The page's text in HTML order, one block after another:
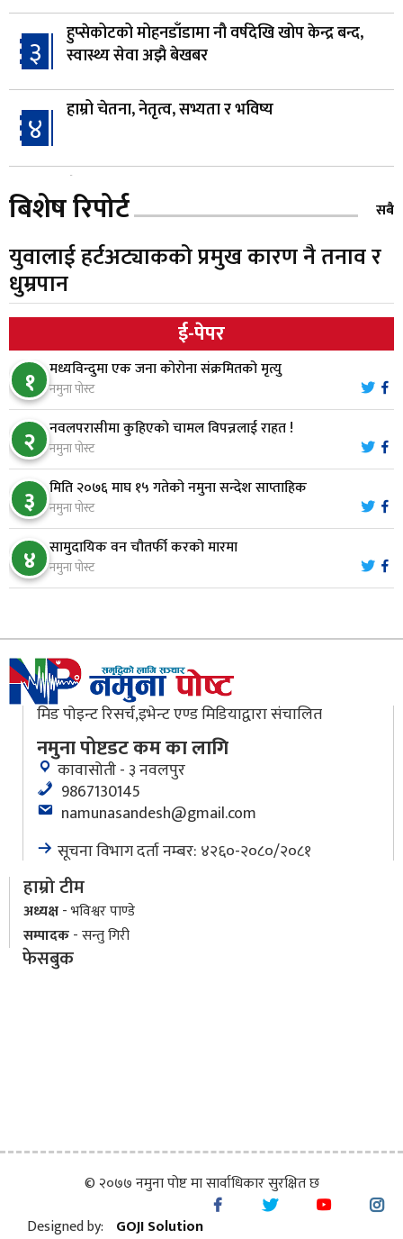
३
हुप्सेकोटको मोहनडाँडामा नौ वर्षदेखि खोप केन्द्र बन्द,
स्वास्थ्य सेवा अझै बेखबर
४ हाम्रो चेतना, नेतृत्व, सभ्यता र भविष्य
५
गैँडाको आतंकः बगुवनमा किसानको धानबाली नष्ट,
क्षतिपूर्तिको माग
६
स्थापनाको एक दशकपछि विनयी त्रिवेणीको आफ्नै
प्रशासकीय भवनको शिलान्यास
७
भरतपुर अस्पतालद्वारा आइसियुमा प्रतिक्षारत बिरामीको
नाम ‘डिस्प्ले बोर्ड’मा
८ नारायणघाट–बुटवल सडकमा ‘क्यानोपी ब्रिज’ निर्माण
९
मौलाकालिकाको १८८२ खुड्किला : आस्था र आरोग्यको‘
‘सर्ट हाइकिङ’
१० वन उद्यममा जोडिँदै नवलपुरका महिला
बिशेष रिपोर्ट सबै
युवालाई हर्टअट्याकको प्रमुख कारण नै तनाव र
धुम्रपान
ई-पेपर
१ मध्यविन्दुमा एक जना कोरोना संक्रमितको मृत्यु
नमुना पोस्ट
२ नवलपरासीमा कुहिएको चामल विपन्नलाई राहत !
नमुना पोस्ट
३ मिति २०७६ माघ १५ गतेको नमुना सन्देश साप्ताहिक
नमुना पोस्ट
४ सामुदायिक वन चौतर्फी करको मारमा
नमुना पोस्ट
मिड पोइन्ट रिसर्च,इभेन्ट एण्ड मिडियाद्वारा संचालित
नमुना पोष्टडट कम का लागि
कावासोती - ३ नवलपुर
9867130145
namunasandesh@gmail.com
सूचना विभाग दर्ता नम्बर: ४२६०-२०८०/२०८१
हाम्रो टीम
अध्यक्ष- भविश्वर पाण्डे
सम्पादक- सन्तु गिरी
फेसबुक
© २०७७ नमुना पोष्ट मा सार्वाधिकार सुरक्षित छ
Designed by: GOJI Solution